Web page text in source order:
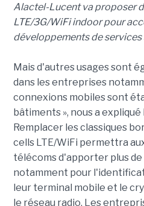
Alactel-Lucent va proposer
LTE/3G/WiFi indoor pour
développements de services
Mais d'autres usages sont
dans les entreprises
connexions mobiles sont
bâtiments », nous a expliqué
Remplacer les classiques
cells LTE/WiFi permettra
télécoms d'apporter plus
notamment pour
leur terminal mobile et le
le réseau radio. Les